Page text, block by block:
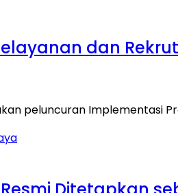
dan
peluncuran Implementasi